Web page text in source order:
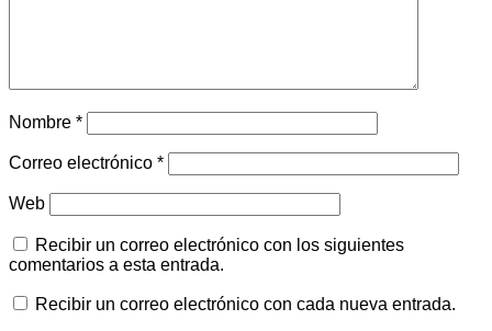
Nombre *
Correo electrónico *
Web
Recibir un correo electrónico con los siguientes
comentarios a esta entrada.
Recibir un correo electrónico con cada nueva entrada.